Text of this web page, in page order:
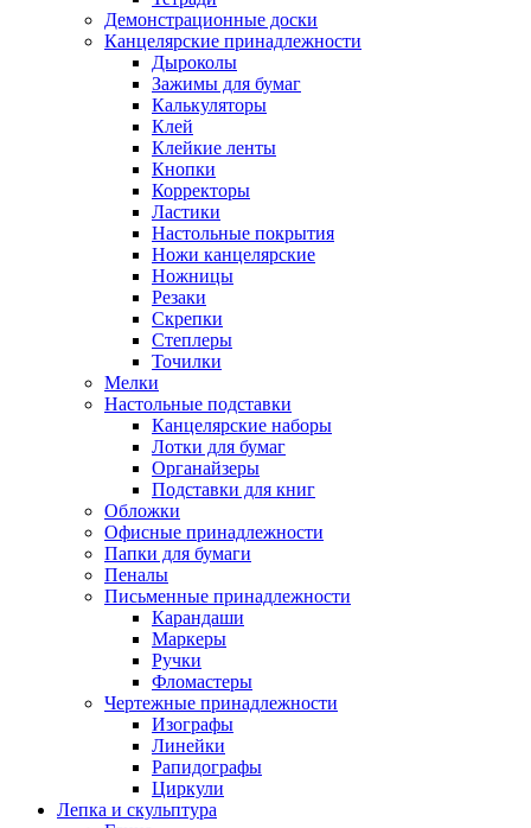
Демонстрационные доски
Канцелярские принадлежности
Дыроколы
Зажимы для бумаг
Калькуляторы
Клей
Клейкие ленты
Кнопки
Корректоры
Ластики
Настольные покрытия
Ножи канцелярские
Ножницы
Резаки
Скрепки
Степлеры
Точилки
Мелки
Настольные подставки
Канцелярские наборы
Лотки для бумаг
Органайзеры
Подставки для книг
Обложки
Офисные принадлежности
Папки для бумаги
Пеналы
Письменные принадлежности
Карандаши
Маркеры
Ручки
Фломастеры
Чертежные принадлежности
Изографы
Линейки
Рапидографы
Циркули
Лепка и скульптура